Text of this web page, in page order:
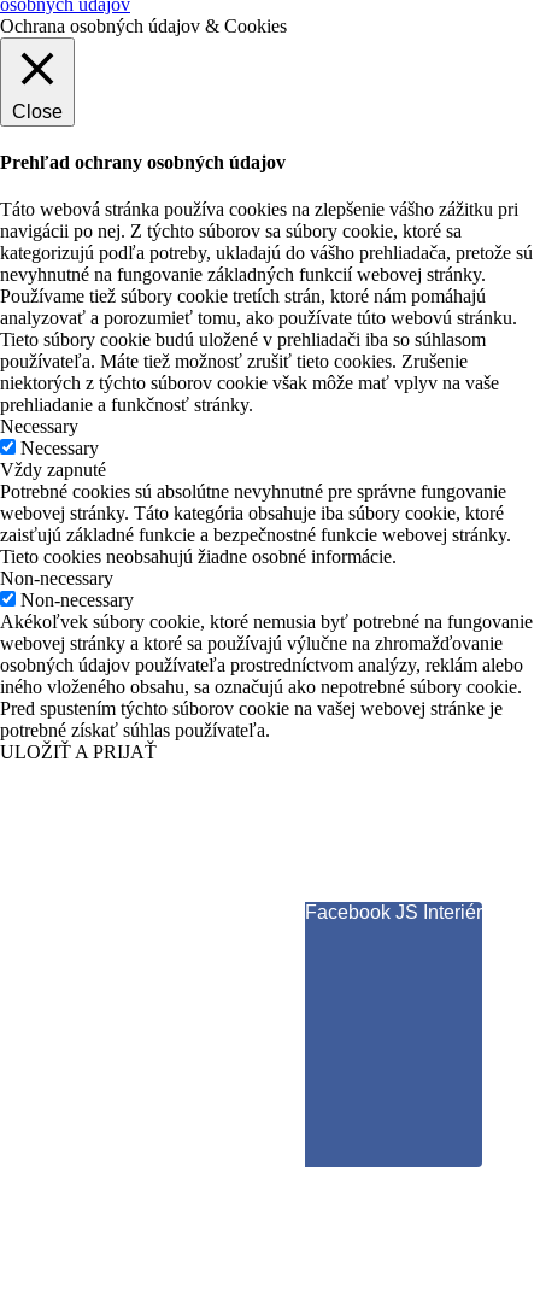
Ochrana osobných údajov & Cookies
Close
Prehľad ochrany osobných údajov
Táto webová stránka používa cookies na zlepšenie vášho zážitku pri
navigácii po nej. Z týchto súborov sa súbory cookie, ktoré sa
kategorizujú podľa potreby, ukladajú do vášho prehliadača, pretože sú
nevyhnutné na fungovanie základných funkcií webovej stránky.
Používame tiež súbory cookie tretích strán, ktoré nám pomáhajú
analyzovať a porozumieť tomu, ako používate túto webovú stránku.
Tieto súbory cookie budú uložené v prehliadači iba so súhlasom
používateľa. Máte tiež možnosť zrušiť tieto cookies. Zrušenie
niektorých z týchto súborov cookie však môže mať vplyv na vaše
prehliadanie a funkčnosť stránky.
Necessary
Necessary
Vždy zapnuté
Potrebné cookies sú absolútne nevyhnutné pre správne fungovanie
webovej stránky. Táto kategória obsahuje iba súbory cookie, ktoré
zaisťujú základné funkcie a bezpečnostné funkcie webovej stránky.
Tieto cookies neobsahujú žiadne osobné informácie.
Non-necessary
Non-necessary
Akékoľvek súbory cookie, ktoré nemusia byť potrebné na fungovanie
webovej stránky a ktoré sa používajú výlučne na zhromažďovanie
osobných údajov používateľa prostredníctvom analýzy, reklám alebo
iného vloženého obsahu, sa označujú ako nepotrebné súbory cookie.
Pred spustením týchto súborov cookie na vašej webovej stránke je
potrebné získať súhlas používateľa.
ULOŽIŤ A PRIJAŤ
Facebook JS Interiér